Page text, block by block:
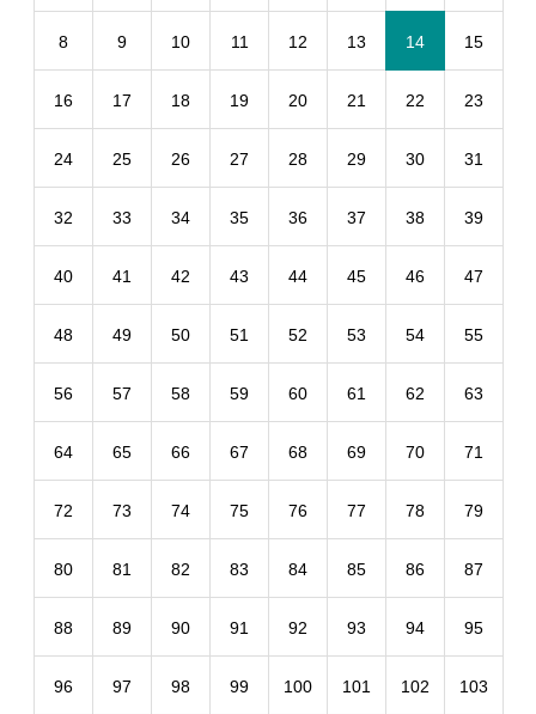
8 9 10 11 12 13 14 15
16 17 18 19 20 21 22 23
24 25 26 27 28 29 30 31
32 33 34 35 36 37 38 39
40 41 42 43 44 45 46 47
48 49 50 51 52 53 54 55
56 57 58 59 60 61 62 63
64 65 66 67 68 69 70 71
72 73 74 75 76 77 78 79
80 81 82 83 84 85 86 87
88 89 90 91 92 93 94 95
96 97 98 99 100 101 102 103